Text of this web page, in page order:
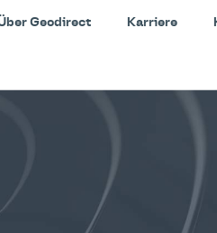
Geodirect Karriere